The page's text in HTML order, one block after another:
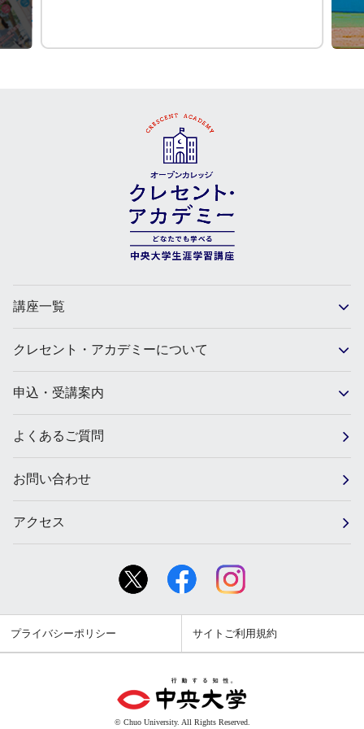
講座一覧
クレセント・アカデミーについて
申込・受講案内
よくあるご質問
お問い合わせ
アクセス
プライバシーポリシー サイトご利用規約
© Chuo University. All Rights Reserved.